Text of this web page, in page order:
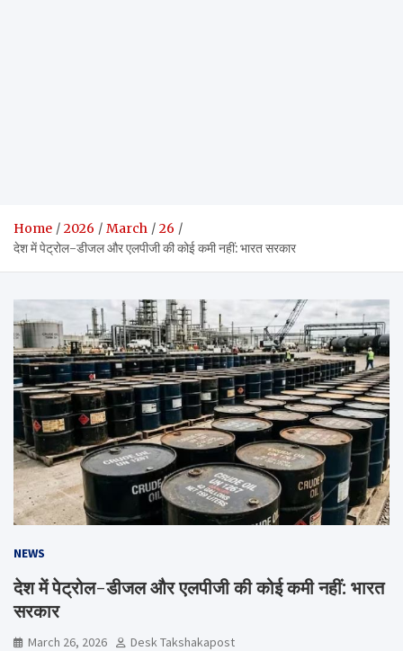
Home 2026 March
26
देश में पेट्रोल-डीजल और एलपीजी की कोई कमी नहीं: भारत सरकार
NEWS
देश में पेट्रोल-डीजल और एलपीजी की कोई कमी नहीं: भारत
सरकार
March 26, 2026 Desk Takshakapost